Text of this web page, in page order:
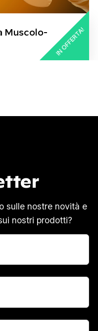
IN OFFERTA!
Muscolo-
sulle nostre novità e
nostri prodotti?